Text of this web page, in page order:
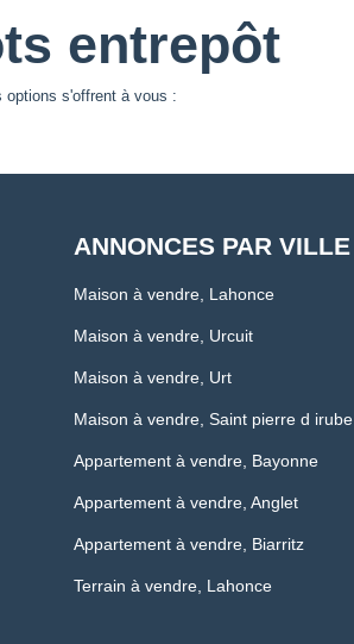
entrepôt
options s'offrent à vous :
ANNONCES PAR VILLE
Maison à vendre, Lahonce
Maison à vendre, Urcuit
Maison à vendre, Urt
Maison à vendre, Saint pierre d irube
Appartement à vendre, Bayonne
Appartement à vendre, Anglet
Appartement à vendre, Biarritz
Terrain à vendre, Lahonce